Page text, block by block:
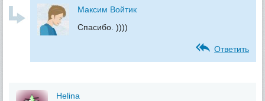
Максим Войтик
Спасибо. ))))
Ответить
Helina